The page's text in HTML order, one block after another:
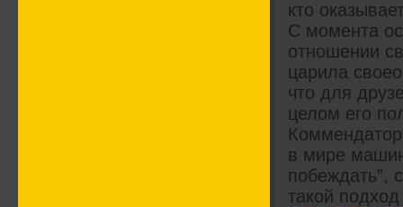
кто
С момента
отношении
царила
что для
целом его
в мире
побеждать”,
такой